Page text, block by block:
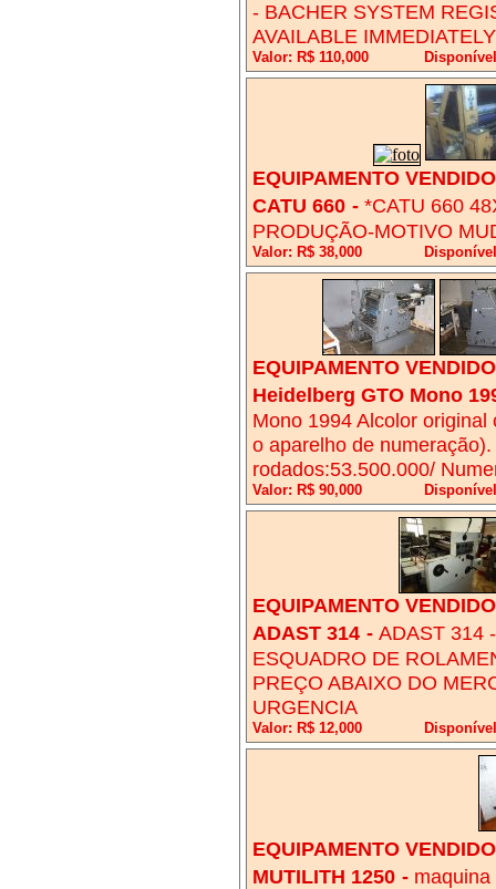
- BACHER SYSTEM
AVAILABLE
Valor: R$ 110,000
EQUIPAMENTO
CATU 660 - *CATU 660
PRODUÇÃO-MOTIVO
Valor: R$ 38,000
EQUIPAMENTO
Heidelberg GTO Mono
Mono 1994 Alcolor
o aparelho de
rodados:53.500.000/
Valor: R$ 90,000
EQUIPAMENTO
ADAST 314 - ADAST 314
ESQUADRO DE
PREÇO ABAIXO DO
URGENCIA
Valor: R$ 12,000
EQUIPAMENTO
MUTILITH 1250 -